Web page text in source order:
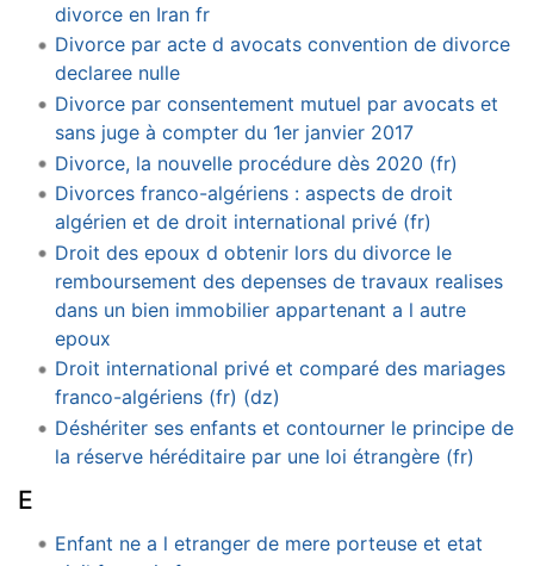
divorce en Iran fr
Divorce par acte d avocats convention de divorce
declaree nulle
Divorce par consentement mutuel par avocats et
sans juge à compter du 1er janvier 2017
Divorce, la nouvelle procédure dès 2020 (fr)
Divorces franco-algériens : aspects de droit
algérien et de droit international privé (fr)
Droit des epoux d obtenir lors du divorce le
remboursement des depenses de travaux realises
dans un bien immobilier appartenant a l autre
epoux
Droit international privé et comparé des mariages
franco-algériens (fr) (dz)
Déshériter ses enfants et contourner le principe de
la réserve héréditaire par une loi étrangère (fr)
E
Enfant ne a l etranger de mere porteuse et etat